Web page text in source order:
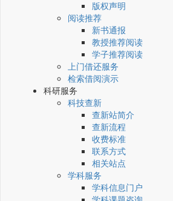
版权声明
阅读推荐
新书通报
教授推荐阅读
学子推荐阅读
上门借还服务
检索借阅演示
科研服务
科技查新
查新站简介
查新流程
收费标准
联系方式
相关站点
学科服务
学科信息门户